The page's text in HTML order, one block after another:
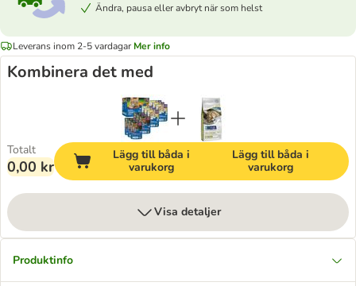
Ändra, pausa eller avbryt när som helst
Leverans inom 2-5 vardagar Mer info
Kombinera det med
Totalt
0,00 kr
Lägg till båda i
varukorg
Lägg till båda i
varukorg
Visa detaljer
Produktinfo